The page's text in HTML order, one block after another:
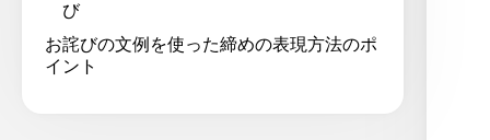
び
お詫びの文例を使った締めの表現方法のポ
イント